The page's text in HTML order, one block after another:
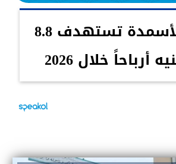
أبوقير للأسمدة تستهدف 8.8
أرباحاً خلال 2026